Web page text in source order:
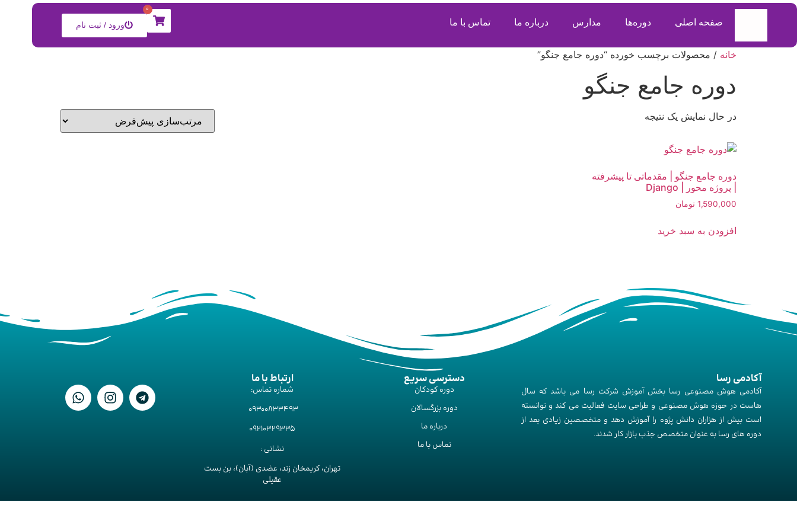
صفحه اصلی دوره‌ها مدارس درباره ما تماس با ما
0
ورود / ثبت نام
خانه / محصولات برچسب خورده “دوره جامع جنگو”
دوره جامع جنگو
در حال نمایش یک نتیجه
دوره جامع جنگو | مقدماتی تا پیشرفته
| پروژه محور | Django
1,590,000 تومان
افزودن به سبد خرید
آکادمی رسا
آکادمی هوش مصنوعی رسا بخش آموزش شرکت رسا می باشد که سال
هاست در حوزه هوش مصنوعی و طراحی سایت فعالیت می کند و توانسته
است بیش از هزاران دانش پژوه را آموزش دهد و متخصصین زیادی بعد از
دوره های رسا به عنوان متخصص جذب بازار کار شدند.
دسترسی سریع
دوره‌ کودکان
دوره‌ بزرگسالان
درباره ما
تماس با ما
ارتباط با ما
شماره تماس:
09300833493
09210329335
نشانی :
تهران، کریمخان زند، عضدی (آبان)، بن بست
عقیلی